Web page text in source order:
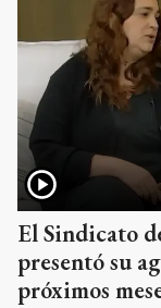
El Sindicato
presentó su
próximos